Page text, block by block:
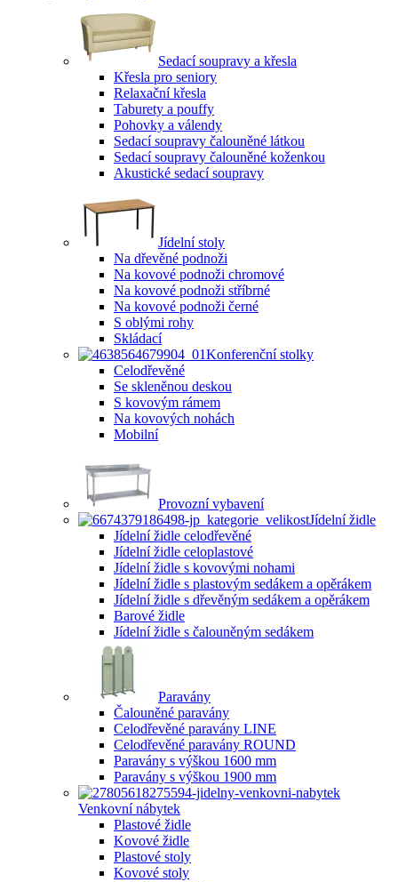
Sedací soupravy a křesla
Křesla pro seniory
Relaxační křesla
Taburety a pouffy
Pohovky a válendy
Sedací soupravy čalouněné látkou
Sedací soupravy čalouněné koženkou
Akustické sedací soupravy
Jídelní stoly
Na dřevěné podnoži
Na kovové podnoži chromové
Na kovové podnoži stříbrné
Na kovové podnoži černé
S oblými rohy
Skládací
Konferenční stolky
Celodřevěné
Se skleněnou deskou
S kovovým rámem
Na kovových nohách
Mobilní
Provozní vybavení
Jídelní židle
Jídelní židle celodřevěné
Jídelní židle celoplastové
Jídelní židle s kovovými nohami
Jídelní židle s plastovým sedákem a opěrákem
Jídelní židle s dřevěným sedákem a opěrákem
Barové židle
Jídelní židle s čalouněným sedákem
Paravány
Čalouněné paravány
Celodřevěné paravány LINE
Celodřevěné paravány ROUND
Paravány s výškou 1600 mm
Paravány s výškou 1900 mm
Venkovní nábytek
Plastové židle
Kovové židle
Plastové stoly
Kovové stoly